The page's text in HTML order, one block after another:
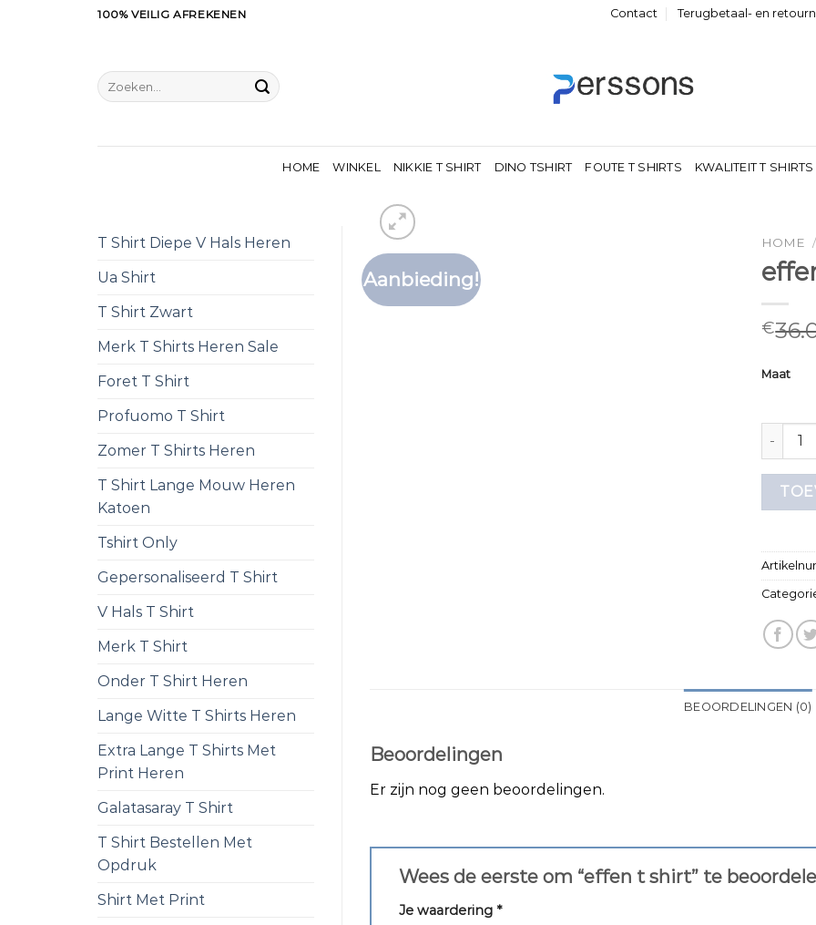
100% VEILIG AFREKENEN Contact Terugbetaal- en
Zoeken
naar:
HOME WINKEL NIKKIE T SHIRT DINO TSHIRT FOUTE T SHIRTS KWALITEIT T SHIRTS
T Shirt Diepe V Hals Heren
Ua Shirt
T Shirt Zwart
Merk T Shirts Heren Sale
Foret T Shirt
Profuomo T Shirt
Zomer T Shirts Heren
T Shirt Lange Mouw Heren
Katoen
Tshirt Only
Gepersonaliseerd T Shirt
V Hals T Shirt
Merk T Shirt
Onder T Shirt Heren
Lange Witte T Shirts Heren
Extra Lange T Shirts Met
Print Heren
Galatasaray T Shirt
T Shirt Bestellen Met
Opdruk
Shirt Met Print
Aanbieding!
HOME
€
Maat
effen t
BEOORDELINGEN (0)
Beoordelingen
Er zijn nog geen beoordelingen.
Wees de eerste om “effen t shirt” te
Je waardering *